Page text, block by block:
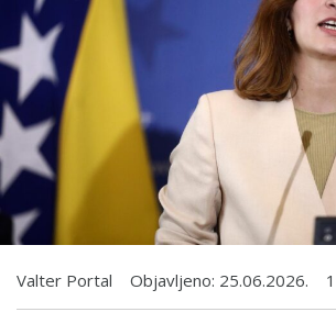
Valter Portal Objavljeno: 25.06.2026.